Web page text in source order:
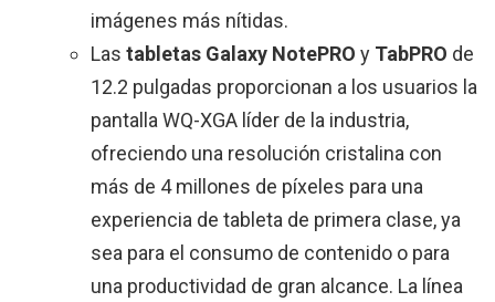
imágenes más nítidas.
Las tabletas Galaxy NotePRO y TabPRO de
12.2 pulgadas proporcionan a los usuarios la
pantalla WQ-XGA líder de la industria,
ofreciendo una resolución cristalina con
más de 4 millones de píxeles para una
experiencia de tableta de primera clase, ya
sea para el consumo de contenido o para
una productividad de gran alcance. La línea